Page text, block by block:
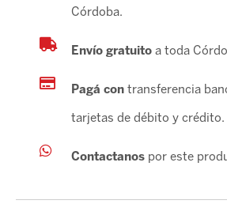
Córdoba.
Envío gratuitoa toda
Pagá contransferencia
tarjetas de débito y crédito.
Contactanospor este